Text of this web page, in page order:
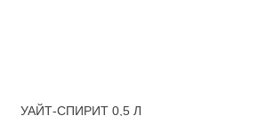
УАЙТ-СПИРИТ 0,5 Л